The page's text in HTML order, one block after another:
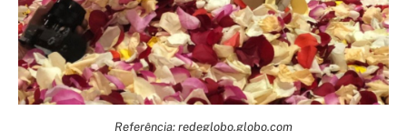
Referência: redeglobo.globo.com